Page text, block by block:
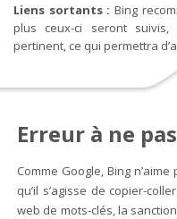
Liens sortants : Bing
plus ceux-ci seront
pertinent, ce qui permettra
Erreur à ne
Comme Google, Bing
qu’il s’agisse de copier-
web de mots-clés, la